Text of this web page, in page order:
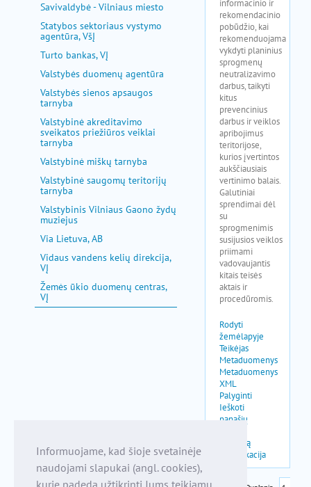
Informuojame, kad šioje svetainėje
naudojami slapukai (angl. cookies),
kurie padeda užtikrinti Jums teikiamų
Savivaldybė - Vilniaus miesto
Statybos sektoriaus vystymo
agentūra, VšĮ
Turto bankas, VĮ
Valstybės duomenų agentūra
Valstybės sienos apsaugos
tarnyba
Valstybinė akreditavimo
sveikatos priežiūros veiklai
tarnyba
Valstybinė miškų tarnyba
Valstybinė saugomų teritorijų
tarnyba
Valstybinis Vilniaus Gaono žydų
muziejus
Via Lietuva, AB
Vidaus vandens kelių direkcija,
VĮ
Žemės ūkio duomenų centras,
VĮ